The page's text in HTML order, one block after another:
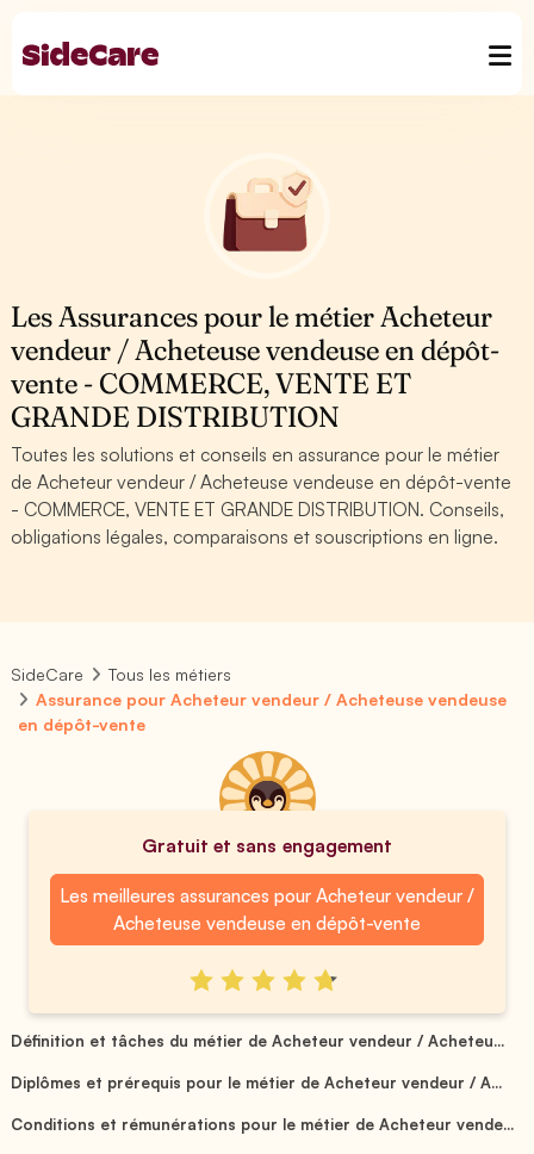
Les Assurances pour le métier Acheteur
vendeur / Acheteuse vendeuse en dépôt-
vente - COMMERCE, VENTE ET
GRANDE DISTRIBUTION
Toutes les solutions et conseils en assurance pour le métier
de Acheteur vendeur / Acheteuse vendeuse en dépôt-vente
- COMMERCE, VENTE ET GRANDE DISTRIBUTION. Conseils,
obligations légales, comparaisons et souscriptions en ligne.
SideCare
Tous les métiers
Assurance pour Acheteur vendeur / Acheteuse vendeuse
en dépôt-vente
Gratuit et sans engagement
Les meilleures assurances pour Acheteur vendeur /
Acheteuse vendeuse en dépôt-vente
Définition et tâches du métier de Acheteur vendeur / Acheteu...
Diplômes et prérequis pour le métier de Acheteur vendeur / A...
Conditions et rémunérations pour le métier de Acheteur vende...